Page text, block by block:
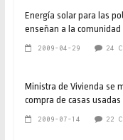
Energía solar para las
enseñan a la
2009-04-29 24
Ministra de Vivienda se
compra de casas usadas
2009-07-14 22